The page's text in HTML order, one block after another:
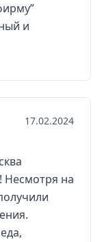
и
17.02.2024
Несмотря на